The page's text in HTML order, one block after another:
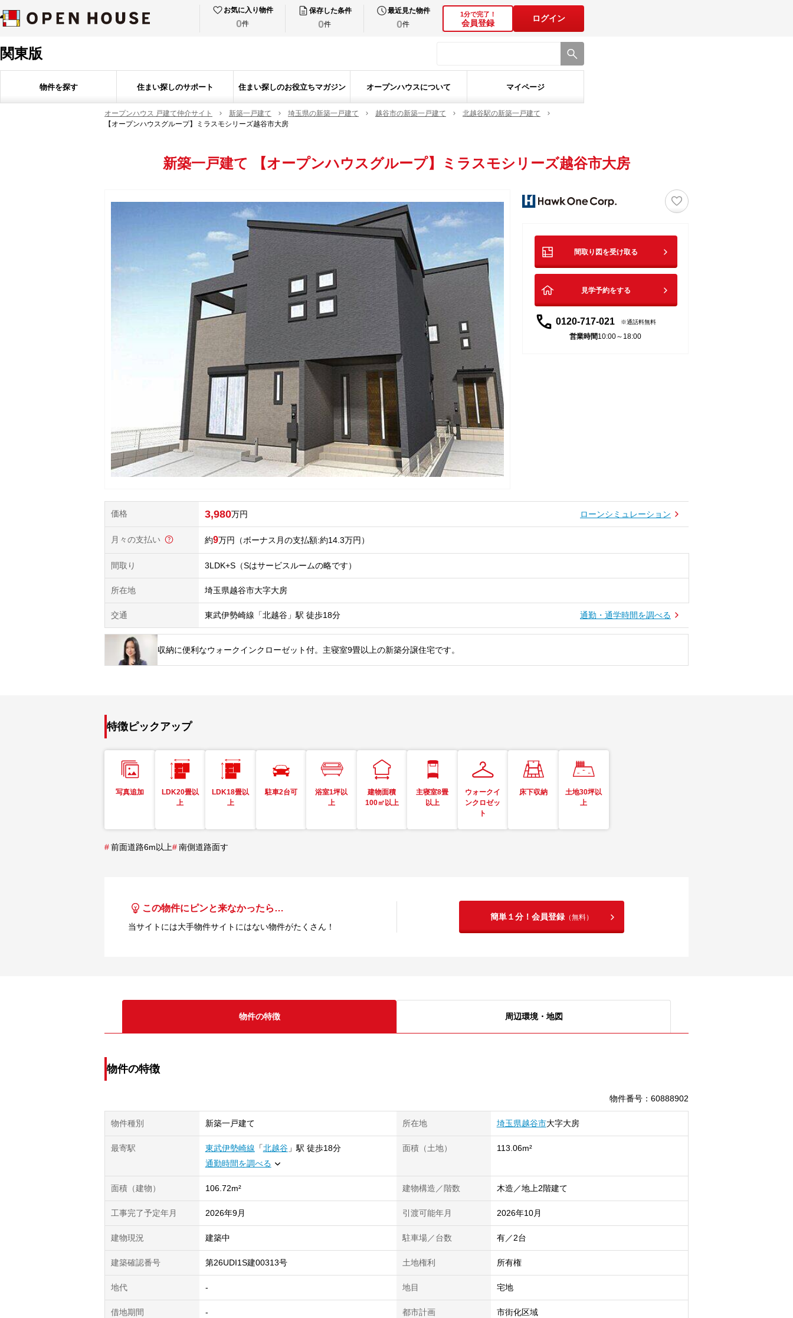
お気に入り物件
0件
保存した条件
0件
最近見た物件
0件
1分で完了！
会員登録
ログイン
関東版
物件を探す 住まい探しのサポート 住まい探しのお役立ちマガジン オープンハウスについて マイページ
オープンハウス 戸建て仲介サイト 新築一戸建て 埼玉県の新築一戸建て 越谷市の新築一戸建て
北越谷駅の新築一戸建て
【オープンハウスグループ】ミラスモシリーズ越谷市大房
新築一戸建て 【オープンハウスグループ】ミラスモシリーズ越谷市大房
♡
間取り図を受け取る
見学予約をする
0120-717-021 通話料無料
営業時間10:00～18:00
価格 3,980万円 ローンシミュレーション
月々の支払い 9万円 （ボーナス月の支払額:約14.3万円 ）
間取り 3LDK+S（Sはサービスルームの略です）
所在地 埼玉県越谷市大字大房
交通 東武伊勢崎線「北越谷」駅 徒歩18分 通勤・通学時間を調べる
収納に便利なウォークインクローゼット付。主寝室9畳以上の新築分譲住宅です。
特徴ピックアップ
写真追加
LDK20畳以
上
LDK18畳以
上
駐車2台可
浴室1坪以
上
建物面積
100㎡以上
主寝室8畳
以上
ウォークイ
ンクロゼッ
ト
床下収納
土地30坪以
上
#前面道路6m以上#南側道路面す
この物件にピンと来なかったら…
当サイトには大手物件サイトにはない物件がたくさん！
簡単１分！会員登録 （無料）
物件の特徴 周辺環境・地図
物件の特徴
物件番号 ： 60888902
物件種別 新築一戸建て 所在地 埼玉県越谷市大字大房
最寄駅 東武伊勢崎線 「北越谷」 駅 徒歩18分
通勤時間を調べる
面積（土地） 113.06m²
面積（建物） 106.72m² 建物構造／階数 木造／地上2階建て
工事完了予定年月 2026年9月 引渡可能年月 2026年10月
建物現況 建築中 駐車場／台数 有／2台
建築確認番号 第26UDI1S建00313号 土地権利 所有権
地代 - 地目 宅地
借地期間 - 都市計画 市街化区域